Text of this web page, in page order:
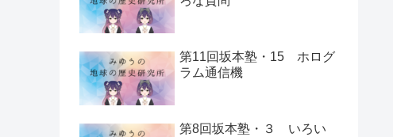
第11回坂本塾・15 ホログ
ラム通信機
第8回坂本塾・３ いろい